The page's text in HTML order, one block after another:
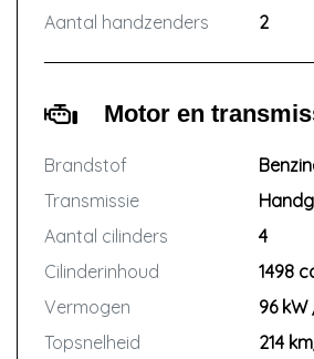
Aantal handzenders
2
Motor en
Brandstof
Transmissie
Aantal cilinders
4
Cilinderinhoud
1498
Vermogen
96 kW
Topsnelheid
214